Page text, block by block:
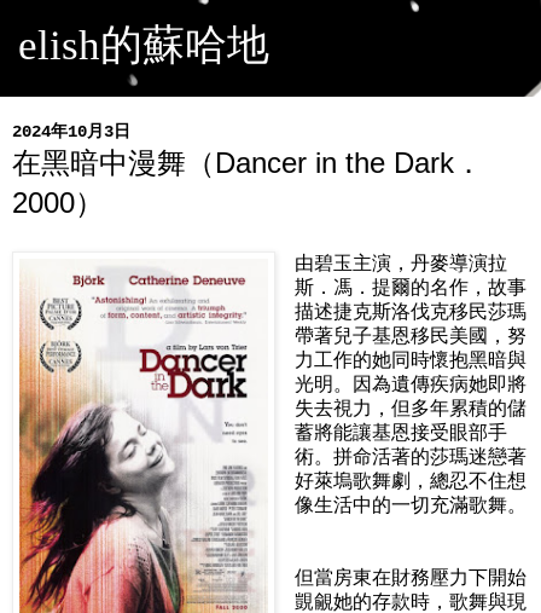
elish的蘇哈地
2024年10月3日
在黑暗中漫舞（Dancer in the Dark．
2000）
由碧玉主演，丹麥導演拉
斯．馮．提爾的名作，故事
描述捷克斯洛伐克移民莎瑪
帶著兒子基恩移民美國，努
力工作的她同時懷抱黑暗與
光明。因為遺傳疾病她即將
失去視力，但多年累積的儲
蓄將能讓基恩接受眼部手
術。拼命活著的莎瑪迷戀著
好萊塢歌舞劇，總忍不住想
像生活中的一切充滿歌舞。
但當房東在財務壓力下開始
覬覦她的存款時，歌舞與現